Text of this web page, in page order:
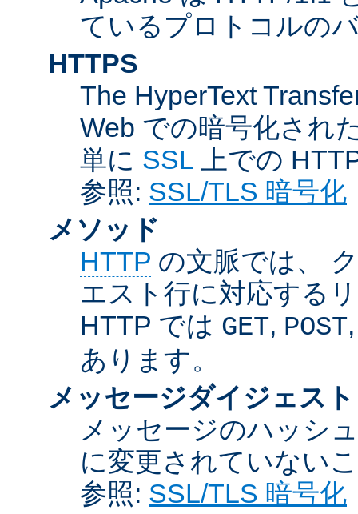
ているプロトコルの
HTTPS
The HyperText
Web での暗号化され
単に SSL 上での
参照: SSL/TLS 暗号化
メソッド
HTTP の文脈では、
エスト行に対応する
HTTP では GET, POST
あります。
メッセージダイジェスト
メッセージのハッシ
に変更されていない
参照: SSL/TLS 暗号化